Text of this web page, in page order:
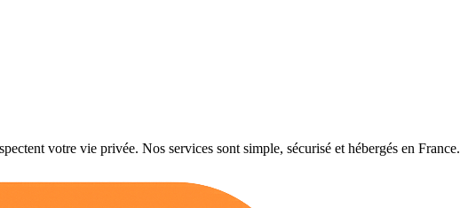
votre vie privée. Nos services sont simple, sécurisé et hébergés en France.